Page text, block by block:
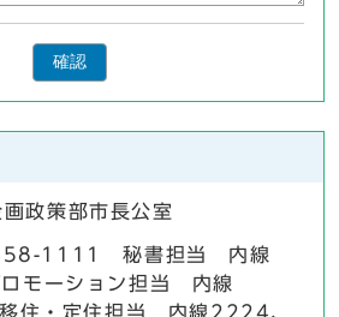
確認
政策部市長公室
1111 秘書担当 内線
モーション担当 内線
住・定住担当 内線2224、